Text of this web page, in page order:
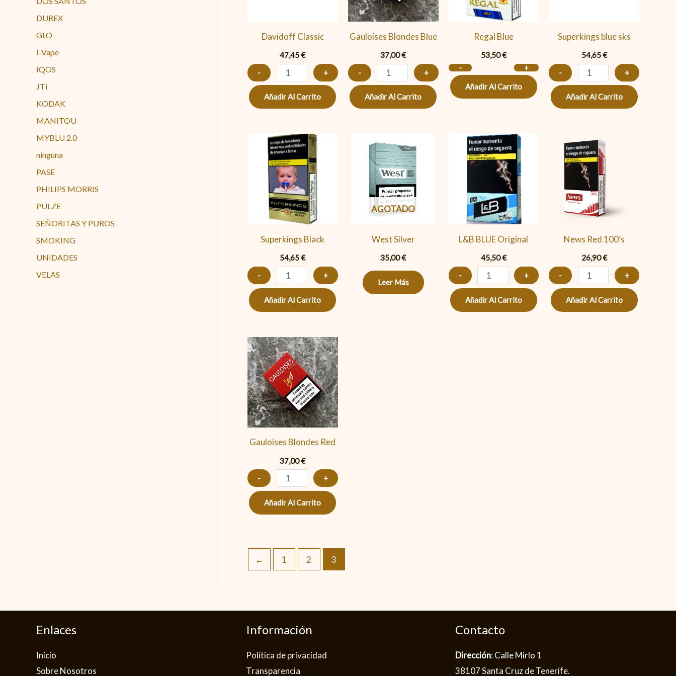
DUREX
GLO
I-Vape
IQOS
JTi
KODAK
MANITOU
MYBLU 2.0
ninguna
PASE
PHILIPS MORRIS
PULZE
SEÑORITAS Y PUROS
SMOKING
UNIDADES
VELAS
Davidoff Classic
47,45€
-
+
Añadir Al Carrito
Gauloises Blondes Blue
37,00€
-
+
Añadir Al Carrito
Regal Blue
53,50€
-
+
Añadir Al Carrito
Superkings blue sks
54,65€
-
+
Añadir Al Carrito
Superkings Black
54,65€
-
Superkings
Black
cantidad
+
Añadir Al Carrito
AGOTADO
West Silver
35,00€
Leer Más
L&B BLUE Original
45,50€
-
L&B
BLUE
Original
cantidad
+
Añadir Al Carrito
News Red 100’s
26,90€
-
News
Red
100's
cantidad
+
Añadir Al Carrito
Gauloises Blondes Red
37,00€
-
Gauloises
Blondes
Red
cantidad
+
Añadir Al Carrito
← 1 2 3
Enlaces
Inicio
Sobre Nosotros
Información
Política de privacidad​
Transparencia
Contacto
Dirección: Calle Mirlo 1
38107 Santa Cruz de Tenerife.